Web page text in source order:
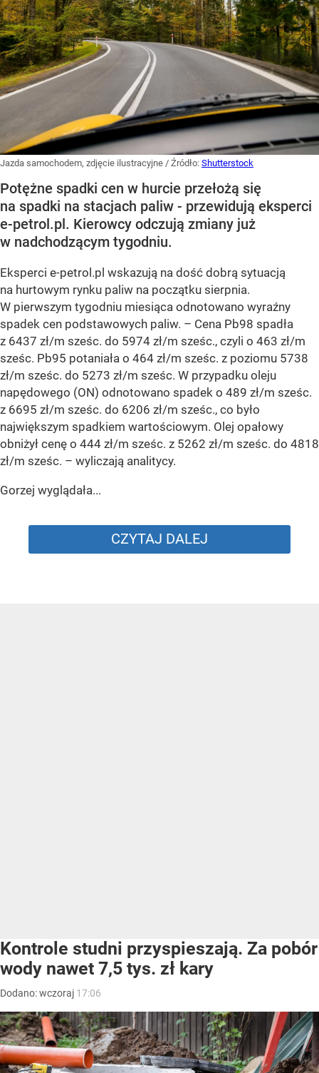
Jazda samochodem, zdjęcie ilustracyjne / Źródło: Shutterstock
Potężne spadki cen w hurcie przełożą się
na spadki na stacjach paliw - przewidują eksperci
e-petrol.pl. Kierowcy odczują zmiany już
w nadchodzącym tygodniu.
Eksperci e-petrol.pl wskazują na dość dobrą sytuacją
na hurtowym rynku paliw na początku sierpnia.
W pierwszym tygodniu miesiąca odnotowano wyraźny
spadek cen podstawowych paliw. – Cena Pb98 spadła
z 6437 zł/m sześc. do 5974 zł/m sześc., czyli o 463 zł/m
sześc. Pb95 potaniała o 464 zł/m sześc. z poziomu 5738
zł/m sześc. do 5273 zł/m sześc. W przypadku oleju
napędowego (ON) odnotowano spadek o 489 zł/m sześc.
z 6695 zł/m sześc. do 6206 zł/m sześc., co było
największym spadkiem wartościowym. Olej opałowy
obniżył cenę o 444 zł/m sześc. z 5262 zł/m sześc. do 4818
zł/m sześc. – wyliczają analitycy.
Gorzej wyglądała...
CZYTAJ DALEJ
Kontrole studni przyspieszają. Za pobór
wody nawet 7,5 tys. zł kary
Dodano:wczoraj 17:06